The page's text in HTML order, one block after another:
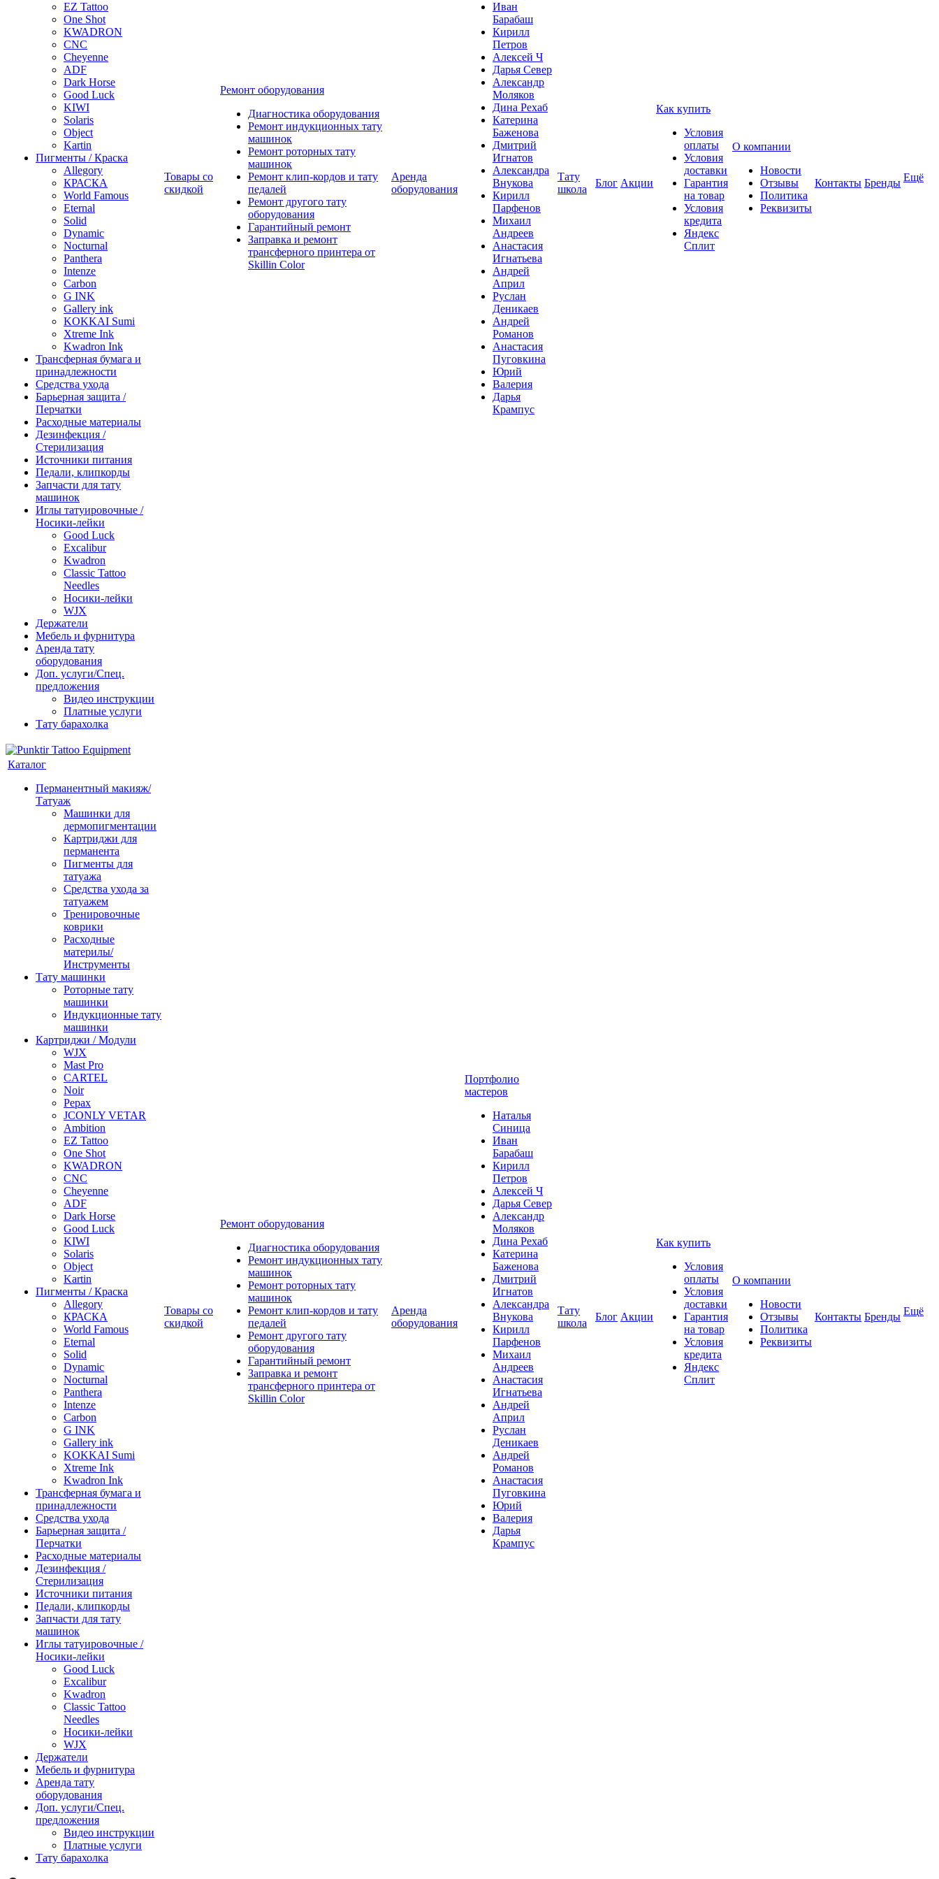
EZ Tattoo
One Shot
KWADRON
CNC
Cheyenne
ADF
Dark Horse
Good Luck
KIWI
Solaris
Object
Kartin
Пигменты / Краска
Allegory
КРАСКА
World Famous
Eternal
Solid
Dynamic
Nocturnal
Panthera
Intenze
Carbon
G INK
Gallery ink
KOKKAI Sumi
Xtreme Ink
Kwadron Ink
Трансферная бумага и
принадлежности
Средства ухода
Барьерная защита /
Перчатки
Расходные материалы
Дезинфекция /
Стерилизация
Источники питания
Педали, клипкорды
Запчасти для тату
машинок
Иглы татуировочные /
Носики-лейки
Good Luck
Excalibur
Kwadron
Classic Tattoo
Needles
Носики-лейки
WJX
Держатели
Мебель и фурнитура
Аренда тату
оборудования
Доп. услуги/Спец.
предложения
Видео инструкции
Платные услуги
Тату барахолка
Товары со
скидкой
Ремонт оборудования
Диагностика оборудования
Ремонт индукционных тату
машинок
Ремонт роторных тату
машинок
Ремонт клип-кордов и тату
педалей
Ремонт другого тату
оборудования
Гарантийный ремонт
Заправка и ремонт
трансферного принтера от
Skillin Color
Аренда
оборудования
Иван
Барабаш
Кирилл
Петров
Алексей Ч
Дарья Север
Александр
Моляков
Дина Рехаб
Катерина
Баженова
Дмитрий
Игнатов
Александра
Внукова
Кирилл
Парфенов
Михаил
Андреев
Анастасия
Игнатьева
Андрей
Април
Руслан
Деникаев
Андрей
Романов
Анастасия
Пуговкина
Юрий
Валерия
Дарья
Крампус
Тату
школа
Блог Акции
Как купить
Условия
оплаты
Условия
доставки
Гарантия
на товар
Условия
кредита
Яндекс
Сплит
О компании
Новости
Отзывы
Политика
Реквизиты
Контакты Бренды Ещё
Каталог
Перманентный макияж/
Татуаж
Машинки для
дермопигментации
Картриджи для
перманента
Пигменты для
татуажа
Средства ухода за
татуажем
Тренировочные
коврики
Расходные
материлы/
Инструменты
Тату машинки
Роторные тату
машинки
Индукционные тату
машинки
Картриджи / Модули
WJX
Mast Pro
CARTEL
Noir
Pepax
JCONLY VETAR
Ambition
EZ Tattoo
One Shot
KWADRON
CNC
Cheyenne
ADF
Dark Horse
Good Luck
KIWI
Solaris
Object
Kartin
Пигменты / Краска
Allegory
КРАСКА
World Famous
Eternal
Solid
Dynamic
Nocturnal
Panthera
Intenze
Carbon
G INK
Gallery ink
KOKKAI Sumi
Xtreme Ink
Kwadron Ink
Трансферная бумага и
принадлежности
Средства ухода
Барьерная защита /
Перчатки
Расходные материалы
Дезинфекция /
Стерилизация
Источники питания
Педали, клипкорды
Запчасти для тату
машинок
Иглы татуировочные /
Носики-лейки
Good Luck
Excalibur
Kwadron
Classic Tattoo
Needles
Носики-лейки
WJX
Держатели
Мебель и фурнитура
Аренда тату
оборудования
Доп. услуги/Спец.
предложения
Видео инструкции
Платные услуги
Тату барахолка
Товары со
скидкой
Ремонт оборудования
Диагностика оборудования
Ремонт индукционных тату
машинок
Ремонт роторных тату
машинок
Ремонт клип-кордов и тату
педалей
Ремонт другого тату
оборудования
Гарантийный ремонт
Заправка и ремонт
трансферного принтера от
Skillin Color
Аренда
оборудования
Портфолио
мастеров
Наталья
Синица
Иван
Барабаш
Кирилл
Петров
Алексей Ч
Дарья Север
Александр
Моляков
Дина Рехаб
Катерина
Баженова
Дмитрий
Игнатов
Александра
Внукова
Кирилл
Парфенов
Михаил
Андреев
Анастасия
Игнатьева
Андрей
Април
Руслан
Деникаев
Андрей
Романов
Анастасия
Пуговкина
Юрий
Валерия
Дарья
Крампус
Тату
школа
Блог Акции
Как купить
Условия
оплаты
Условия
доставки
Гарантия
на товар
Условия
кредита
Яндекс
Сплит
О компании
Новости
Отзывы
Политика
Реквизиты
Контакты Бренды Ещё